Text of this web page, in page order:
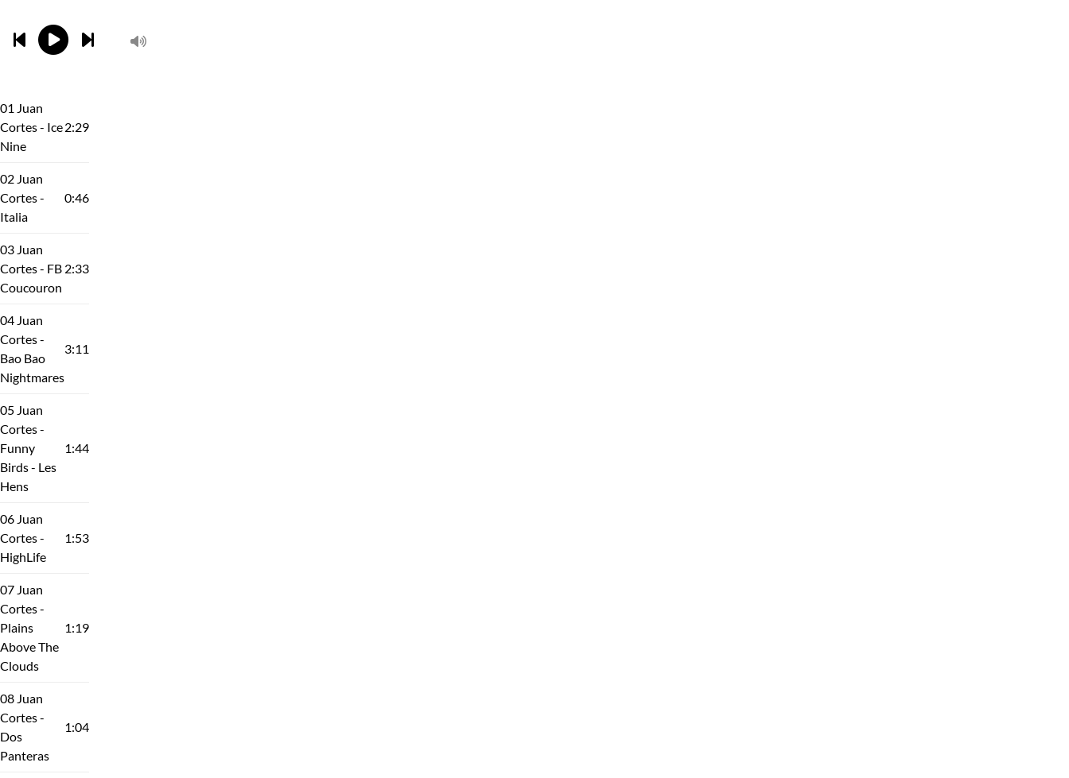
01 Juan
Cortes - Ice
Nine
2:29
02 Juan
Cortes -
Italia
0:46
03 Juan
Cortes - FB
Coucouron
2:33
04 Juan
Cortes -
Bao Bao
Nightmares
3:11
05 Juan
Cortes -
Funny
Birds - Les
Hens
1:44
06 Juan
Cortes -
HighLife
1:53
07 Juan
Cortes -
Plains
Above The
Clouds
1:19
08 Juan
Cortes -
Dos
Panteras
1:04